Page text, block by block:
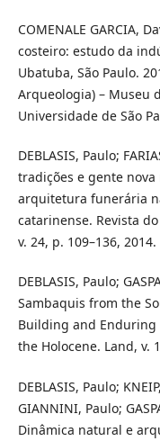
COMENALE GARCIA,
costeiro: estudo da
Ubatuba, São Paulo.
Arqueologia) – Museu
Universidade de São
DEBLASIS, Paulo;
tradições e gente
arquitetura funerária
catarinense. Revista
v. 24, p. 109–136, 2014.
DEBLASIS, Paulo;
Sambaquis from the
Building and
the Holocene. Land, v.
DEBLASIS, Paulo;
GIANNINI, Paulo;
Dinâmica natural e